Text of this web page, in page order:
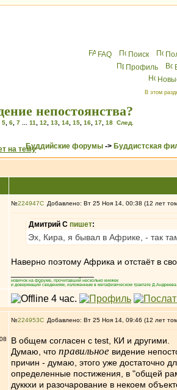
FAQ Поиск
Профиль
В этом
непостоянства?
5 6 7 11 12 13 14 15 16 17 18 След.
Буддийские форумы -> Буддистская
№224947 Добавлено: Вт 25 Ноя 14, 00:38 (12 лет
Дмитрий С пишет:
Эх, Кира, я бывал в Африке, - так
Наверно поэтому Африка и отстаёт в
новичок на форуме, прочитавший несколько книжек
и доверяющий сведениям, изложенным в метафизическом трактате
№224953 Добавлено: Вт 25 Ноя 14, 09:46 (12 лет
В общем согласен с test, КИ и другими.
Думаю, что правильное видение
причин - думаю, этого уже достаточно
определенные постижения, в "общей
дуккхи и разочарование в некоем